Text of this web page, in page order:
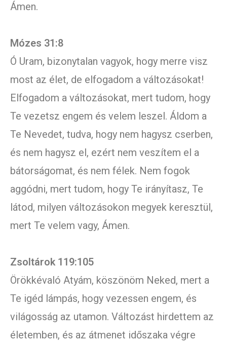
Ámen.
Mózes 31:8
Ó Uram, bizonytalan vagyok, hogy merre visz
most az élet, de elfogadom a változásokat!
Elfogadom a változásokat, mert tudom, hogy
Te vezetsz engem és velem leszel. Áldom a
Te Nevedet, tudva, hogy nem hagysz cserben,
és nem hagysz el, ezért nem veszítem el a
bátorságomat, és nem félek. Nem fogok
aggódni, mert tudom, hogy Te irányítasz, Te
látod, milyen változásokon megyek keresztül,
mert Te velem vagy, Ámen.
Zsoltárok 119:105
Örökkévaló Atyám, köszönöm Neked, mert a
Te igéd lámpás, hogy vezessen engem, és
világosság az utamon. Változást hirdettem az
életemben, és az átmenet időszaka végre